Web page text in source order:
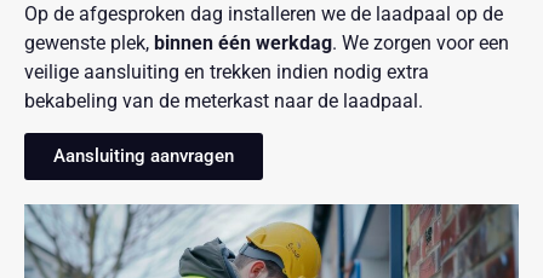
Op de afgesproken dag installeren we de laadpaal op de
gewenste plek, binnen één werkdag. We zorgen voor een
veilige aansluiting en trekken indien nodig extra
bekabeling van de meterkast naar de laadpaal.
Aansluiting aanvragen